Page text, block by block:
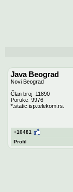
Java Beograd
Novi Beograd
Član broj: 11890
Poruke: 9976
*.static.isp.telekom.rs.
+10481
Profil